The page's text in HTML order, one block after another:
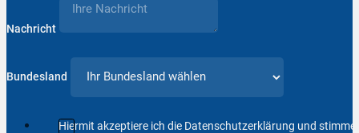
Nachricht
Bundesland
Hiermit akzeptiere ich die Datenschutzerklärung und